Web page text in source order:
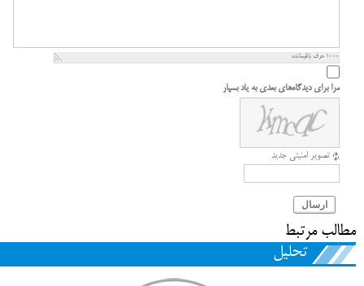
1000 حرف باقیمانده
مرا برای دیدگاه‌های بعدی به یاد بسپار
تصویر امنیتی جدید
ارسال
مطالب مرتبط
تحلیل